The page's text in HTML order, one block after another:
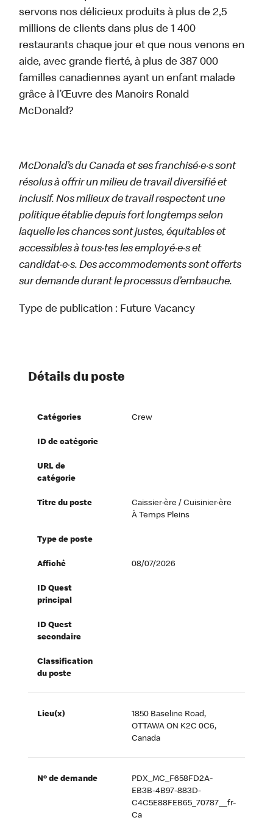
servons nos délicieux produits à plus de 2,5
millions de clients dans plus de 1 400
restaurants chaque jour et que nous venons en
aide, avec grande fierté, à plus de 387 000
familles canadiennes ayant un enfant malade
grâce à l’Œuvre des Manoirs Ronald
McDonald?
McDonald’s du Canada et ses franchisé·e·s sont
résolus à offrir un milieu de travail diversifié et
inclusif. Nos milieux de travail respectent une
politique établie depuis fort longtemps selon
laquelle les chances sont justes, équitables et
accessibles à tous·tes les employé·e·s et
candidat·e·s. Des accommodements sont offerts
sur demande durant le processus d’embauche.
Type de publication : Future Vacancy
Détails du poste
Catégories Crew
ID de catégorie
URL de
catégorie
Titre du poste
Caissier·ère / Cuisinier·ère
À Temps Pleins
Type de poste
Affiché 08/07/2026
ID Quest
principal
ID Quest
secondaire
Classification
du poste
Lieu(x)
1850 Baseline Road,
OTTAWA ON K2C 0C6,
Canada
Nº de demande
PDX_MC_F658FD2A-
EB3B-4B97-883D-
C4C5E88FEB65_70787__fr-
Ca